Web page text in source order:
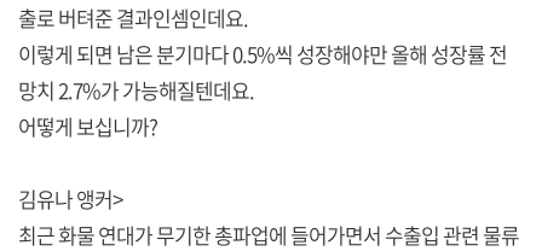
출로 버텨준 결과인셈인데요.
이렇게 되면 남은 분기마다 0.5%씩 성장해야만 올해 성장률 전
망치 2.7%가 가능해질텐데요.
어떻게 보십니까?
김유나 앵커>
최근 화물 연대가 무기한 총파업에 들어가면서 수출입 관련 물류